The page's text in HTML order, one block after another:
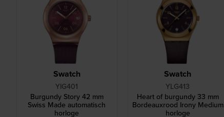
Swatch
YIG401
Burgundy Story 42 mm
Swiss Made automatisch
horloge
Swatch
YLG413
Heart of burgundy 33 mm
Bordeauxrood Irony Medium
horloge